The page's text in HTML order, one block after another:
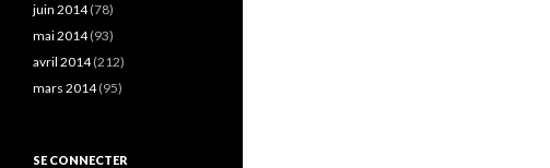
juin 2014(78)
mai 2014(93)
avril 2014(212)
mars 2014(95)
SE CONNECTER